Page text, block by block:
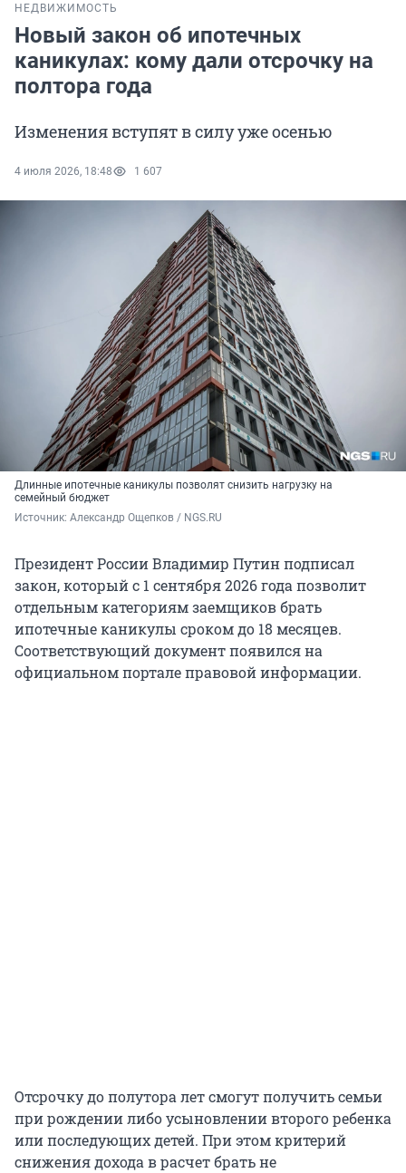
НЕДВИЖИМОСТЬ
Новый закон об ипотечных
каникулах: кому дали отсрочку на
полтора года
Изменения вступят в силу уже осенью
4 июля 2026, 18:48 1 607
Длинные ипотечные каникулы позволят снизить нагрузку на
семейный бюджет
Источник: Александр Ощепков / NGS.RU
Президент России Владимир Путин подписал
закон, который с 1 сентября 2026 года позволит
отдельным категориям заемщиков брать
ипотечные каникулы сроком до 18 месяцев.
Соответствующий документ появился на
официальном портале правовой информации.
Отсрочку до полутора лет смогут получить семьи
при рождении либо усыновлении второго ребенка
или последующих детей. При этом критерий
снижения дохода в расчет брать не